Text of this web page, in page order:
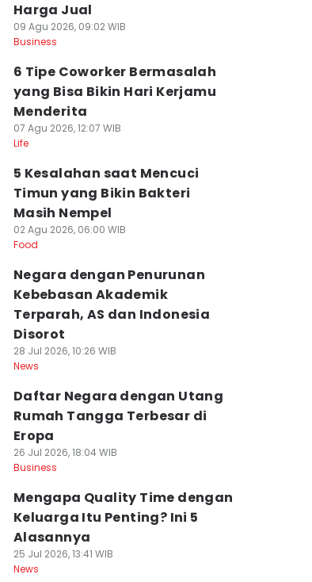
Harga Jual
09 Agu 2026, 09:02 WIB
Business
6 Tipe Coworker Bermasalah
yang Bisa Bikin Hari Kerjamu
Menderita
07 Agu 2026, 12:07 WIB
Life
5 Kesalahan saat Mencuci
Timun yang Bikin Bakteri
Masih Nempel
02 Agu 2026, 06:00 WIB
Food
Negara dengan Penurunan
Kebebasan Akademik
Terparah, AS dan Indonesia
Disorot
28 Jul 2026, 10:26 WIB
News
Daftar Negara dengan Utang
Rumah Tangga Terbesar di
Eropa
26 Jul 2026, 18:04 WIB
Business
Mengapa Quality Time dengan
Keluarga Itu Penting? Ini 5
Alasannya
25 Jul 2026, 13:41 WIB
News